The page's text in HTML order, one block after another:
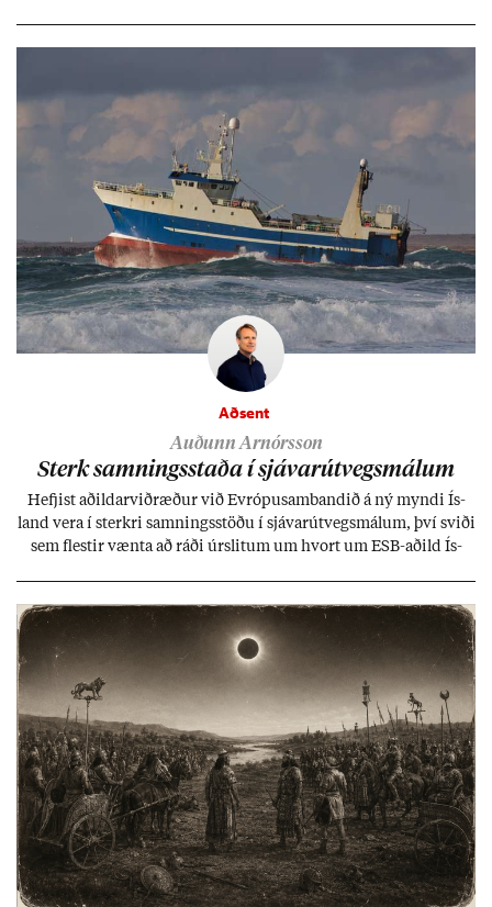
Aðsent
Auðunn Arnórsson
Sterk samn­ings­staða í sjáv­ar­út­vegs­mál­um
Hefj­ist að­ild­ar­við­ræð­ur við Evr­ópu­sam­band­ið á ný myndi Ís­
land vera í sterkri samn­ings­stöðu í sjáv­ar­út­vegs­mál­um, því sviði
sem flest­ir vænta að ráði úr­slit­um um hvort um ESB-að­ild Ís­
kerfi, en sveigj­an­leiki til lausna er um­tals­verð­ur.